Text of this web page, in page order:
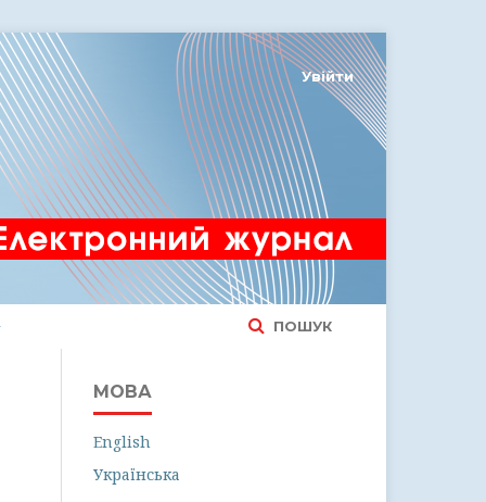
ПОШУК
Увійти
МОВА
English
Українська